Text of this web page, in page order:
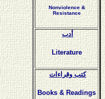
Nonviolence &
Resistance
أدب
Literature
كتب وقراءات
Books & Readings